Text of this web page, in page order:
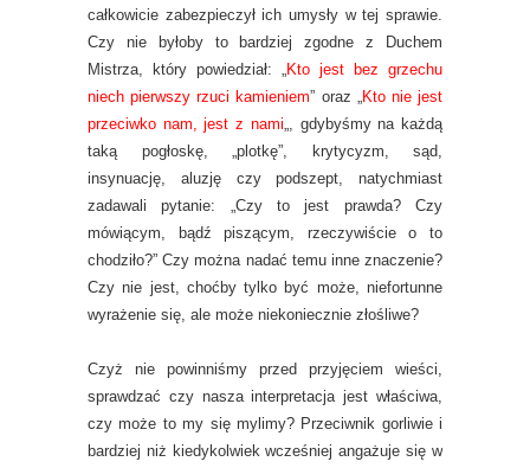
całkowicie zabezpieczył ich umysły w tej sprawie.
Czy nie byłoby to bardziej zgodne z Duchem
Mistrza, który powiedział: „Kto jest bez grzechu
niech pierwszy rzuci kamieniem” oraz „Kto nie jest
przeciwko nam, jest z nami„, gdybyśmy na każdą
taką pogłoskę, „plotkę”, krytycyzm, sąd,
insynuację, aluzję czy podszept, natychmiast
zadawali pytanie: „Czy to jest prawda? Czy
mówiącym, bądź piszącym, rzeczywiście o to
chodziło?” Czy można nadać temu inne znaczenie?
Czy nie jest, choćby tylko być może, niefortunne
wyrażenie się, ale może niekoniecznie złośliwe?
Czyż nie powinniśmy przed przyjęciem wieści,
sprawdzać czy nasza interpretacja jest właściwa,
czy może to my się mylimy? Przeciwnik gorliwie i
bardziej niż kiedykolwiek wcześniej angażuje się w